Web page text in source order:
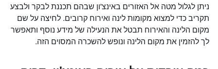
ניתן לגלול מטה אל האזורים באינצ'ון שבהם תכננת לבקר ולבצע
תקריב כדי למצוא מקומות לינה ואירוח קרובים. לחיצה על שם
מקום הלינה והאירוח תבטל את הנעילה של מידע נוסף ותאפשר
לך להזמין את מקום הלינה ונופש להשכרה המסוים הזה.